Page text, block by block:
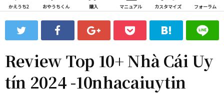
ス
ッ
プ
わ
フ
ォ
ム
かえうち2 おやうちくん 購入 マニュアル カスタマイズ フォーラム
Review Top 10+ Nhà Cái Uy
tín 2024 -10nhacaiuytin